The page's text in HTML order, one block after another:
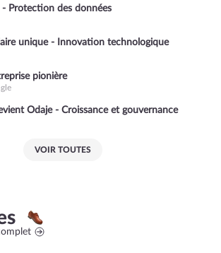
- Protection des données
unique - Innovation technologique
pionière
Odaje - Croissance et gouvernance
VOIR TOUTES